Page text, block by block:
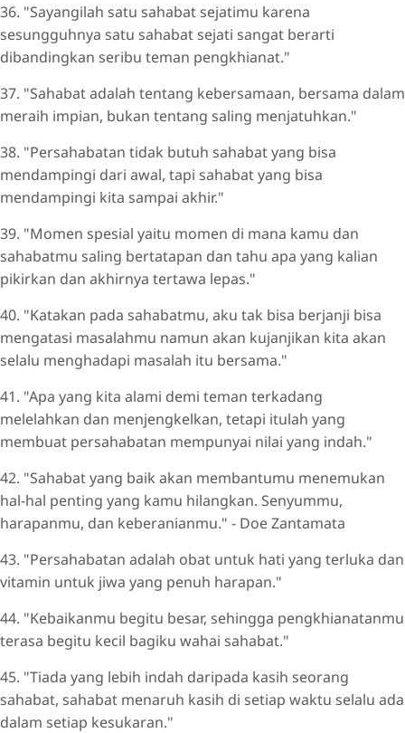
36. "Sayangilah satu sahabat sejatimu karena
sesungguhnya satu sahabat sejati sangat berarti
dibandingkan seribu teman pengkhianat."
37. "Sahabat adalah tentang kebersamaan, bersama dalam
meraih impian, bukan tentang saling menjatuhkan."
38. "Persahabatan tidak butuh sahabat yang bisa
mendampingi dari awal, tapi sahabat yang bisa
mendampingi kita sampai akhir."
39. "Momen spesial yaitu momen di mana kamu dan
sahabatmu saling bertatapan dan tahu apa yang kalian
pikirkan dan akhirnya tertawa lepas."
40. "Katakan pada sahabatmu, aku tak bisa berjanji bisa
mengatasi masalahmu namun akan kujanjikan kita akan
selalu menghadapi masalah itu bersama."
41. "Apa yang kita alami demi teman terkadang
melelahkan dan menjengkelkan, tetapi itulah yang
membuat persahabatan mempunyai nilai yang indah."
42. "Sahabat yang baik akan membantumu menemukan
hal-hal penting yang kamu hilangkan. Senyummu,
harapanmu, dan keberanianmu." - Doe Zantamata
43. "Persahabatan adalah obat untuk hati yang terluka dan
vitamin untuk jiwa yang penuh harapan."
44. "Kebaikanmu begitu besar, sehingga pengkhianatanmu
terasa begitu kecil bagiku wahai sahabat."
45. "Tiada yang lebih indah daripada kasih seorang
sahabat, sahabat menaruh kasih di setiap waktu selalu ada
dalam setiap kesukaran."